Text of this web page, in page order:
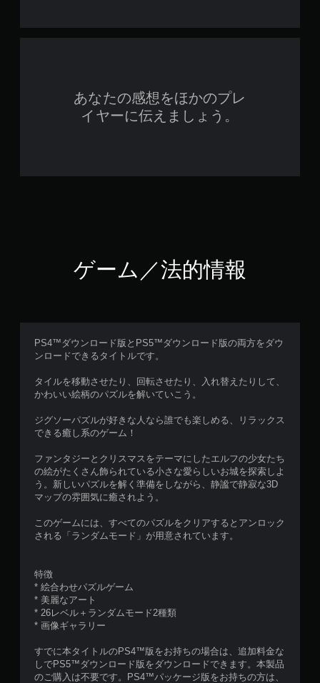
あなたの感想をほかのプレ
イヤーに伝えましょう。
ゲーム／法的情報
PS4™ダウンロード版とPS5™ダウンロード版の両方をダウ
ンロードできるタイトルです。
タイルを移動させたり、回転させたり、入れ替えたりして、
かわいい絵柄のパズルを解いていこう。
ジグソーパズルが好きな人なら誰でも楽しめる、リラックス
できる癒し系のゲーム！
ファンタジーとクリスマスをテーマにしたエルフの少女たち
の絵がたくさん飾られている小さな愛らしいお城を探索しよ
う。新しいパズルを解く準備をしながら、静謐で静寂な3D
マップの雰囲気に癒されよう。
このゲームには、すべてのパズルをクリアするとアンロック
される「ランダムモード」が用意されています。
特徴
* 絵合わせパズルゲーム
* 美麗なアート
* 26レベル＋ランダムモード2種類
* 画像ギャラリー
すでに本タイトルのPS4™版をお持ちの場合は、追加料金な
しでPS5™ダウンロード版をダウンロードできます。本製品
のご購入は不要です。PS4™パッケージ版をお持ちの方は、